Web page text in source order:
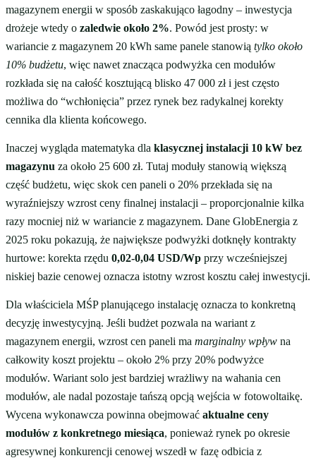
magazynem energii w sposób zaskakująco łagodny – inwestycja
drożeje wtedy o zaledwie około 2%. Powód jest prosty: w
wariancie z magazynem 20 kWh same panele stanowią tylko około
10% budżetu, więc nawet znacząca podwyżka cen modułów
rozkłada się na całość kosztującą blisko 47 000 zł i jest często
możliwa do “wchłonięcia” przez rynek bez radykalnej korekty
cennika dla klienta końcowego.
Inaczej wygląda matematyka dla klasycznej instalacji 10 kW bez
magazynu za około 25 600 zł. Tutaj moduły stanowią większą
część budżetu, więc skok cen paneli o 20% przekłada się na
wyraźniejszy wzrost ceny finalnej instalacji – proporcjonalnie kilka
razy mocniej niż w wariancie z magazynem. Dane GlobEnergia z
2025 roku pokazują, że największe podwyżki dotknęły kontrakty
hurtowe: korekta rzędu 0,02-0,04 USD/Wp przy wcześniejszej
niskiej bazie cenowej oznacza istotny wzrost kosztu całej inwestycji.
Dla właściciela MŚP planującego instalację oznacza to konkretną
decyzję inwestycyjną. Jeśli budżet pozwala na wariant z
magazynem energii, wzrost cen paneli ma marginalny wpływ na
całkowity koszt projektu – około 2% przy 20% podwyżce
modułów. Wariant solo jest bardziej wrażliwy na wahania cen
modułów, ale nadal pozostaje tańszą opcją wejścia w fotowoltaikę.
Wycena wykonawcza powinna obejmować aktualne ceny
modułów z konkretnego miesiąca, ponieważ rynek po okresie
agresywnej konkurencji cenowej wszedł w fazę odbicia z